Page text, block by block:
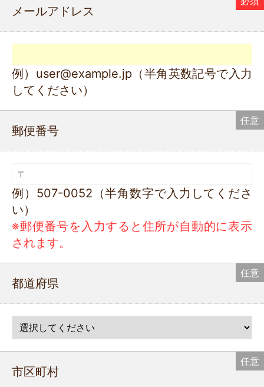
メールアドレス
例）user@example.jp（半角英数記号で入力
してください）
郵便番号
例）507-0052（半角数字で入力してくださ
い）
※郵便番号を入力すると住所が自動的に表示
されます。
都道府県
市区町村